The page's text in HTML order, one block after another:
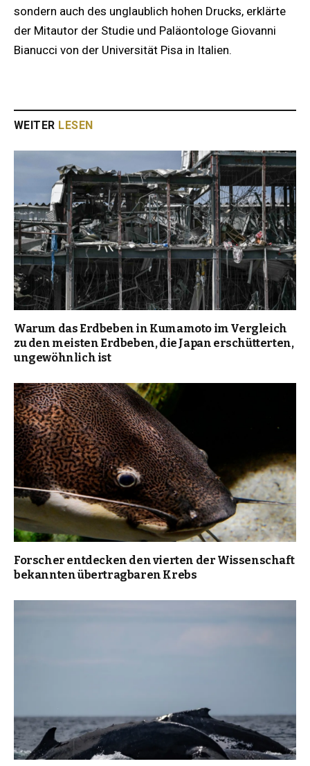
sondern auch des unglaublich hohen Drucks, erklärte
der Mitautor der Studie und Paläontologe Giovanni
Bianucci von der Universität Pisa in Italien.
WEITER LESEN
Warum das Erdbeben in Kumamoto im Vergleich
zu den meisten Erdbeben, die Japan erschütterten,
ungewöhnlich ist
Forscher entdecken den vierten der Wissenschaft
bekannten übertragbaren Krebs